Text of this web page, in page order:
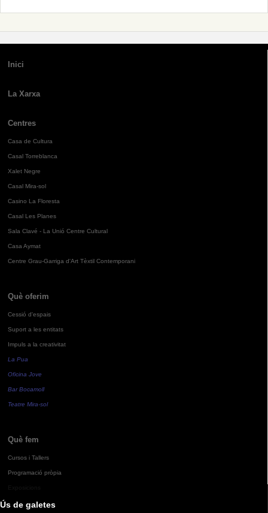
Ús de galetes
Inici
La Xarxa
Centres
Casa de Cultura
Casal Torreblanca
Xalet Negre
Casal Mira-sol
Casino La Floresta
Casal Les Planes
Sala Clavé - La Unió Centre Cultural
Casa Aymat
Centre Grau-Garriga d'Art Tèxtil Contemporani
Què oferim
Cessió d'espais
Suport a les entitats
Impuls a la creativitat
La Pua
Oficina Jove
Bar Bocamoll
Teatre Mira-sol
Què fem
Cursos i Tallers
Programació pròpia